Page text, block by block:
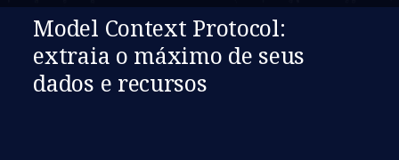
Model Context Protocol:
extraia o máximo de seus
dados e recursos